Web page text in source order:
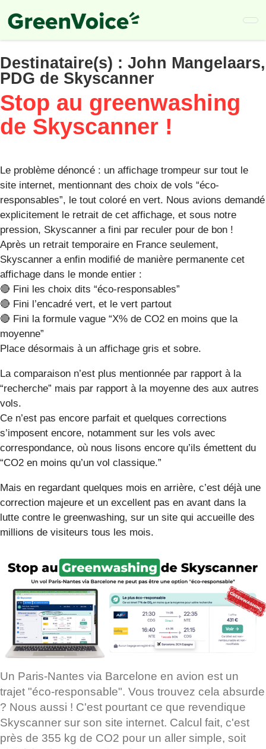
to
main
Destinataire(s) : John Mangelaars,
PDG de Skyscanner
Stop au greenwashing
de Skyscanner !
Le problème dénoncé : un affichage trompeur sur tout le
site internet, mentionnant des choix de vols “éco-
responsables”, le tout coloré en vert. Nous avions demandé
explicitement le retrait de cet affichage, et sous notre
pression, Skyscanner a fini par reculer pour de bon !
Après un retrait temporaire en France seulement,
Skyscanner a enfin modifié de manière permanente cet
affichage dans le monde entier :
🔴 Fini les choix dits “éco-responsables”
🔴 Fini l’encadré vert, et le vert partout
🔴 Fini la formule vague “X% de CO2 en moins que la
moyenne”
Place désormais à un affichage gris et sobre.
La comparaison n’est plus mentionnée par rapport à la
“recherche” mais par rapport à la moyenne des aux autres
vols.
Ce n’est pas encore parfait et quelques corrections
s’imposent encore, notamment sur les vols avec
correspondance, où nous lisons encore qu’ils émettent du
“CO2 en moins qu’un vol classique.”
Mais en regardant quelques mois en arrière, c’est déjà une
correction majeure et un excellent pas en avant dans la
lutte contre le greenwashing, sur un site qui accueille des
millions de visiteurs tous les mois.
Un Paris-Nantes via Barcelone en avion est un
trajet "éco-responsable". Vous trouvez cela absurde
? Nous aussi ! C'est pourtant ce que revendique
Skyscanner sur son site internet. Calcul fait, c'est
près de 355 kg de CO2 pour un aller simple, soit